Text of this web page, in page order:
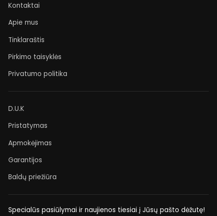
Kontaktai
Apie mus
Tinklaraštis
Pirkimo taisyklės
Privatumo politika
D.U.K
Pristatymas
Apmokėjimas
Garantijos
Baldų priežiūra
Specialūs pasiūlymai ir naujienos tiesiai į Jūsų pašto dėžutę!